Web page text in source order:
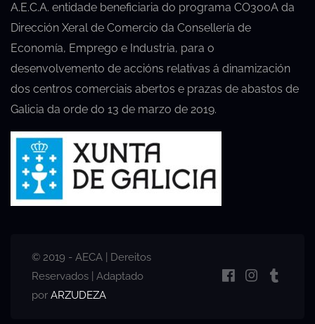
A.E.C.A. entidade beneficiaria do programa CO300A da
Dirección Xeral de Comercio da Consellería de
Economía, Emprego e Industria, para o
desenvolvemento de accións relativas á dinamización
dos centros comerciais abertos e prazas de abastos de
Galicia da orde do 13 de marzo de 2019.
© 2019 - AECA | Dereitos
Reservados | Adaptado
por ARZUDEZA